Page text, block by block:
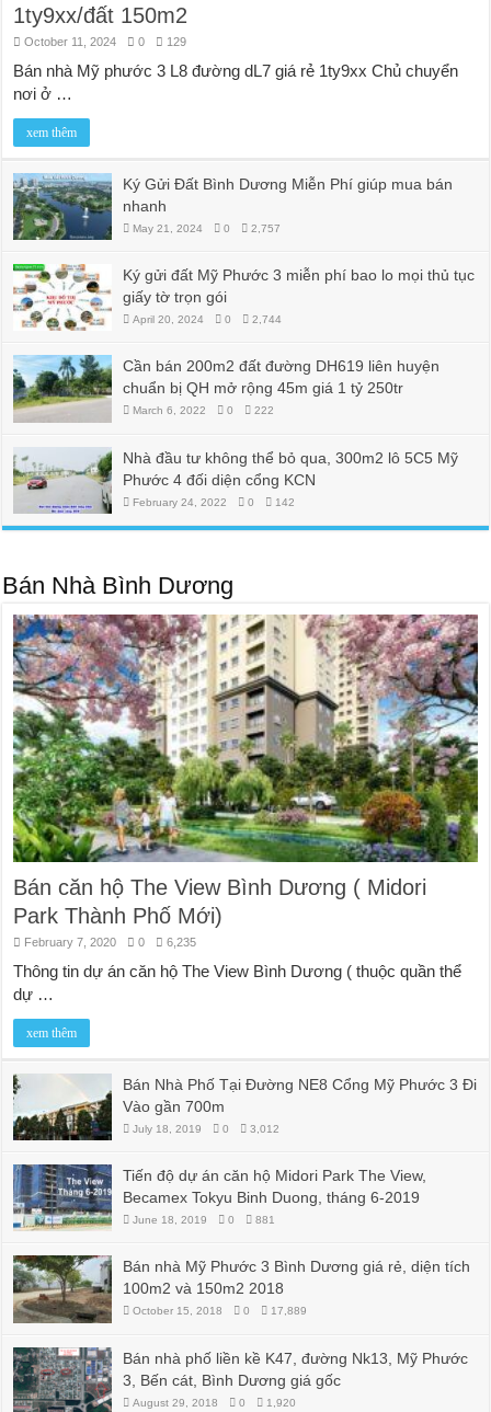
1ty9xx/đất 150m2
October 11, 2024 0 129
Bán nhà Mỹ phước 3 L8 đường dL7 giá rẻ 1ty9xx Chủ chuyển
nơi ở …
xem thêm
Ký Gửi Đất Bình Dương Miễn Phí giúp mua bán
nhanh
May 21, 2024 0 2,757
Ký gửi đất Mỹ Phước 3 miễn phí bao lo mọi thủ tục
giấy tờ trọn gói
April 20, 2024 0 2,744
Cần bán 200m2 đất đường DH619 liên huyện
chuẩn bị QH mở rộng 45m giá 1 tỷ 250tr
March 6, 2022 0 222
Nhà đầu tư không thể bỏ qua, 300m2 lô 5C5 Mỹ
Phước 4 đối diện cổng KCN
February 24, 2022 0 142
Bán Nhà Bình Dương
Bán căn hộ The View Bình Dương ( Midori
Park Thành Phố Mới)
February 7, 2020 0 6,235
Thông tin dự án căn hộ The View Bình Dương ( thuộc quần thể
dự …
xem thêm
Bán Nhà Phố Tại Đường NE8 Cổng Mỹ Phước 3 Đi
Vào gần 700m
July 18, 2019 0 3,012
Tiến độ dự án căn hộ Midori Park The View,
Becamex Tokyu Binh Duong, tháng 6-2019
June 18, 2019 0 881
Bán nhà Mỹ Phước 3 Bình Dương giá rẻ, diện tích
100m2 và 150m2 2018
October 15, 2018 0 17,889
Bán nhà phố liền kề K47, đường Nk13, Mỹ Phước
3, Bến cát, Bình Dương giá gốc
August 29, 2018 0 1,920